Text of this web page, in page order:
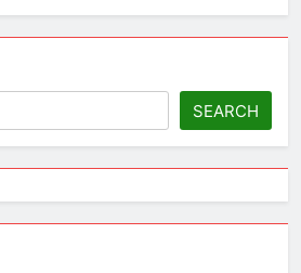
SEARCH